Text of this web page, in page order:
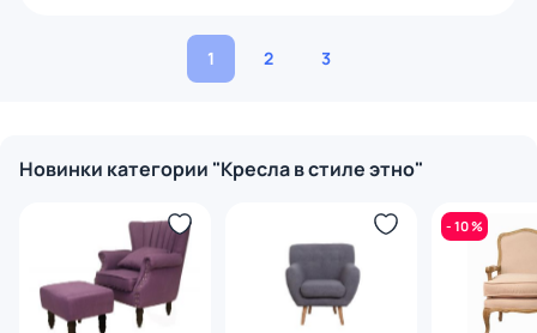
1 2 3
Новинки категории "Кресла в стиле этно"
- 10 %